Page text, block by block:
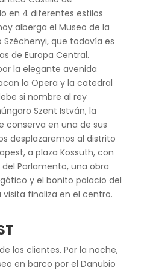
en 4 diferentes estilos
alberga el Museo de la
que todavía es
de Europa Central.
la elegante avenida
la Opera y la catedral
si nombre al rey
Szent István, la
conserva en una de sus
desplazaremos al distrito
a plaza Kossuth, con
Parlamento, una obra
y el bonito palacio del
finaliza en el centro.
los clientes. Por la noche,
en barco por el Danubio